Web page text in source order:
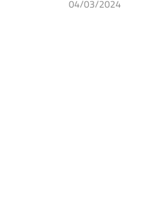
04/03/2024